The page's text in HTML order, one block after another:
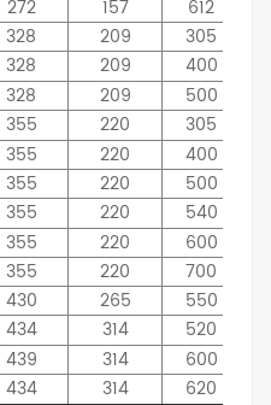
272 157
612
328 209
305
328 209
400
328 209
500
355 220
305
355 220
400
355 220
500
355 220
540
355 220
600
355 220
700
430 265
550
434 314
520
439 314
600
434 314
620